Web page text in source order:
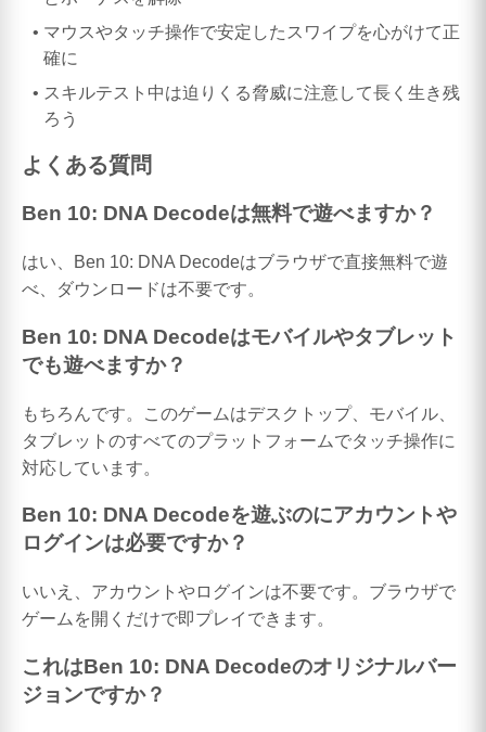
マウスやタッチ操作で安定したスワイプを心がけて正
確に
スキルテスト中は迫りくる脅威に注意して長く生き残
ろう
よくある質問
Ben 10: DNA Decodeは無料で遊べますか？
はい、Ben 10: DNA Decodeはブラウザで直接無料で遊
べ、ダウンロードは不要です。
Ben 10: DNA Decodeはモバイルやタブレット
でも遊べますか？
もちろんです。このゲームはデスクトップ、モバイル、
タブレットのすべてのプラットフォームでタッチ操作に
対応しています。
Ben 10: DNA Decodeを遊ぶのにアカウントや
ログインは必要ですか？
いいえ、アカウントやログインは不要です。ブラウザで
ゲームを開くだけで即プレイできます。
これはBen 10: DNA Decodeのオリジナルバー
ジョンですか？